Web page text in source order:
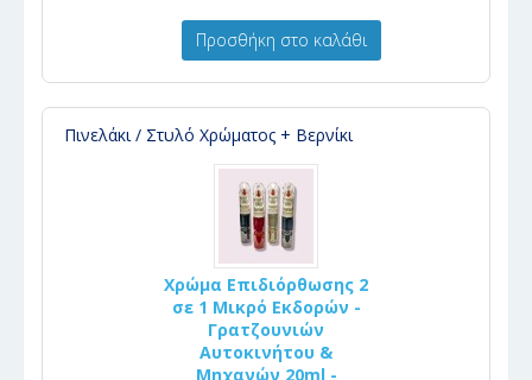
Προσθήκη στο καλάθι
Πινελάκι / Στυλό Χρώματος + Βερνίκι
Χρώμα Επιδιόρθωσης 2
σε 1 Μικρό Εκδορών -
Γρατζουνιών
Αυτοκινήτου &
Μηχανών 20ml -